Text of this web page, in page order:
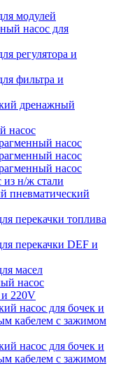
модулей
насос для
регулятора и
фильтра и
дренажный
насос
насос
насос
насос
из н/ж стали
пневматический
перекачки топлива
перекачки DEF и
масел
насос
и 220V
насос для бочек и
кабелем с зажимом
насос для бочек и
кабелем с зажимом